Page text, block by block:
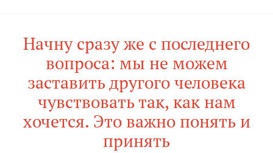
Начну сразу же с последнего
вопроса: мы не можем
заставить другого человека
чувствовать так, как нам
хочется. Это важно понять и
принять